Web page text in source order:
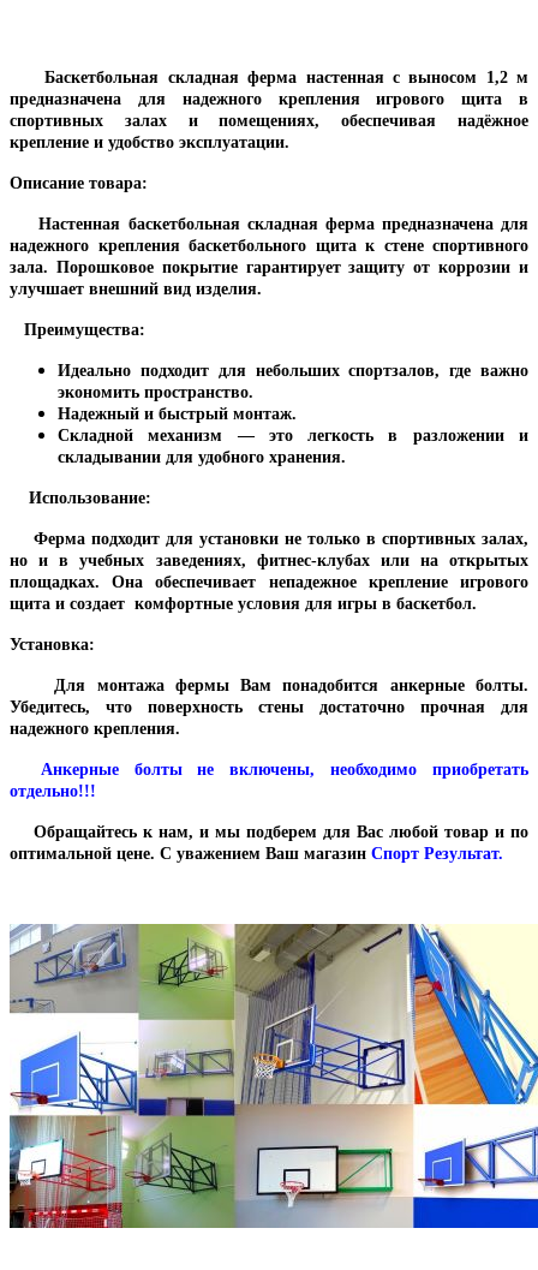
Баскетбольная складная ферма настенная с выносом 1,2 м
предназначена для надежного крепления игрового щита в
спортивных залах и помещениях, обеспечивая надёжное
крепление и удобство эксплуатации.
Описание товара:
Настенная баскетбольная складная ферма предназначена для
надежного крепления баскетбольного щита к стене спортивного
зала. Порошковое покрытие гарантирует защиту от коррозии и
улучшает внешний вид изделия.
Преимущества:
Идеально подходит для небольших спортзалов, где важно
экономить пространство.
Надежный и быстрый монтаж.
Складной механизм — это легкость в разложении и
складывании для удобного хранения.
Использование:
Ферма подходит для установки не только в спортивных залах,
но и в учебных заведениях, фитнес-клубах или на открытых
площадках. Она обеспечивает непадежное крепление игрового
щита и создает комфортные условия для игры в баскетбол.
Установка:
Для монтажа фермы Вам понадобится анкерные болты.
Убедитесь, что поверхность стены достаточно прочная для
надежного крепления.
Анкерные болты не включены, необходимо приобретать
отдельно!!!
Обращайтесь к нам, и мы подберем для Вас любой товар и по
оптимальной цене. С уважением Ваш магазин Спорт Результат.